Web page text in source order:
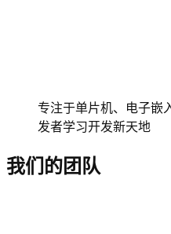
专注于单片机、电子嵌
发者学习开发新天地
我们的团队